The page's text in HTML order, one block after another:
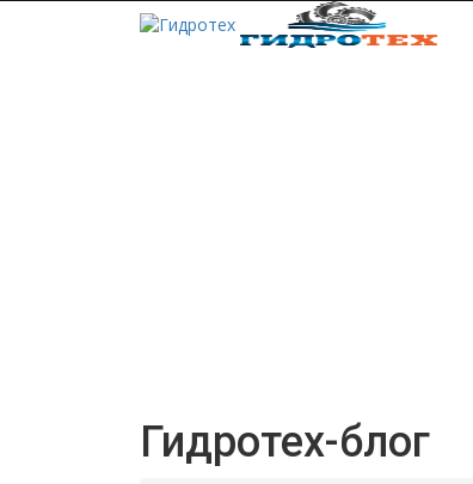
Гидротех-блог